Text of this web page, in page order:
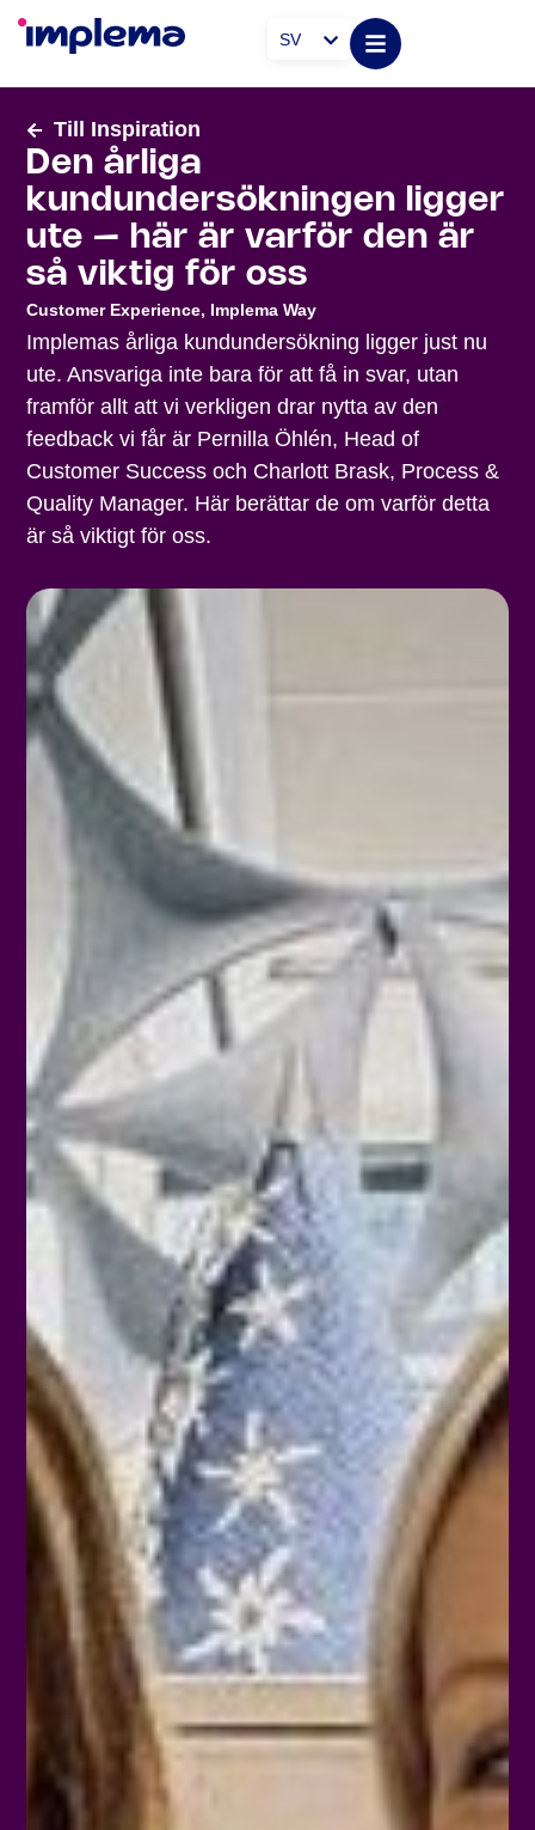
SV
Till Inspiration
Den årliga
kundundersökningen ligger
ute – här är varför den är
så viktig för oss
Customer Experience, Implema Way
Implemas årliga kundundersökning ligger just nu
ute. Ansvariga inte bara för att få in svar, utan
framför allt att vi verkligen drar nytta av den
feedback vi får är Pernilla Öhlén, Head of
Customer Success och Charlott Brask, Process &
Quality Manager. Här berättar de om varför detta
är så viktigt för oss.